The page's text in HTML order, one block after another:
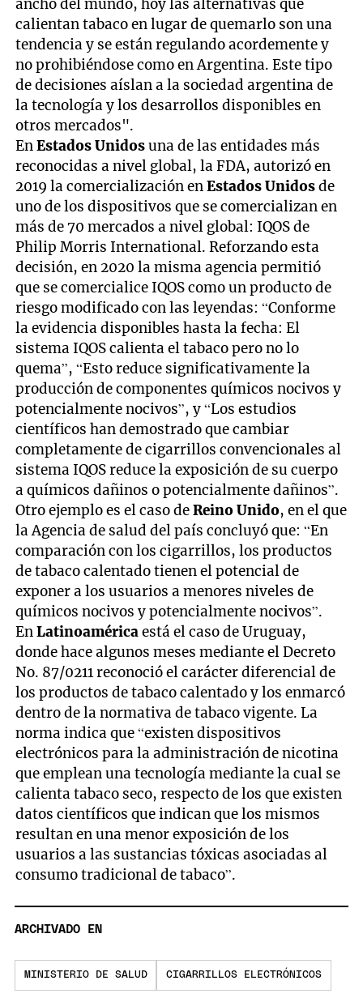
ancho del mundo, hoy las alternativas que
calientan tabaco en lugar de quemarlo son una
tendencia y se están regulando acordemente y
no prohibiéndose como en Argentina. Este tipo
de decisiones aíslan a la sociedad argentina de
la tecnología y los desarrollos disponibles en
otros mercados".
EnEstados Unidosuna de las entidades más
reconocidas a nivel global, la FDA, autorizó en
2019 la comercialización enEstados Unidosde
uno de los dispositivos que se comercializan en
más de 70 mercados a nivel global: IQOS de
Philip Morris International. Reforzando esta
decisión, en 2020 la misma agencia permitió
que se comercialice IQOS como un producto de
riesgo modificado con las leyendas: “Conforme
la evidencia disponibles hasta la fecha: El
sistema IQOS calienta el tabaco pero no lo
quema”, “Esto reduce significativamente la
producción de componentes químicos nocivos y
potencialmente nocivos”, y “Los estudios
científicos han demostrado que cambiar
completamente de cigarrillos convencionales al
sistema IQOS reduce la exposición de su cuerpo
a químicos dañinos o potencialmente dañinos”.
Otro ejemplo es el caso deReino Unido, en el que
la Agencia de salud del país concluyó que: “En
comparación con los cigarrillos, los productos
de tabaco calentado tienen el potencial de
exponer a los usuarios a menores niveles de
químicos nocivos y potencialmente nocivos”.
EnLatinoaméricaestá el caso de Uruguay,
donde hace algunos meses mediante el Decreto
No. 87/0211 reconoció el carácter diferencial de
los productos de tabaco calentado y los enmarcó
dentro de la normativa de tabaco vigente. La
norma indica que “existen dispositivos
electrónicos para la administración de nicotina
que emplean una tecnología mediante la cual se
calienta tabaco seco, respecto de los que existen
datos científicos que indican que los mismos
resultan en una menor exposición de los
usuarios a las sustancias tóxicas asociadas al
consumo tradicional de tabaco”.
ARCHIVADO EN
MINISTERIO DE SALUD CIGARRILLOS ELECTRÓNICOS